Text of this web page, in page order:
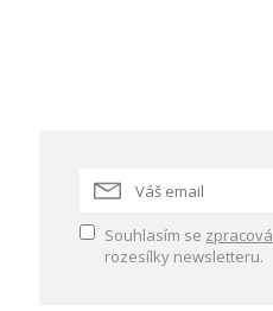
Souhlasím se
rozesílky newsletteru.